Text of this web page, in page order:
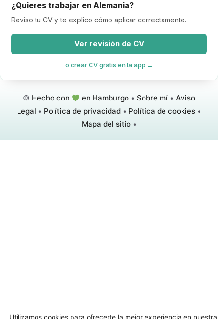
¿Quieres trabajar en Alemania?
Reviso tu CV y te explico cómo aplicar correctamente.
Ver revisión de CV
o crear CV gratis en la app →
© Hecho con en Hamburgo •Sobre mí •Aviso
Legal • Política de privacidad • Política de cookies •
Mapa del sitio•
Utilizamos cookies para ofrecerte la mejor experiencia en